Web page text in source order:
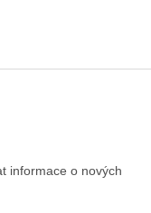
informace o nových